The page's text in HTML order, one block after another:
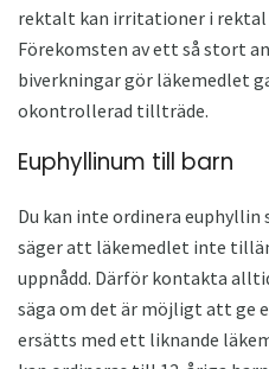
rektalt kan irritationer i rektal
Förekomsten av ett så stort
biverkningar gör läkemedlet
okontrollerad tillträde.
Euphyllinum till barn
Du kan inte ordinera
säger att läkemedlet inte
uppnådd. Därför kontakta
säga om det är möjligt att ge
ersätts med ett liknande